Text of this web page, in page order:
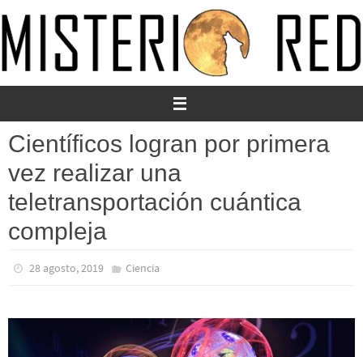
al
contenido
Científicos logran por primera
vez realizar una
teletransportación cuántica
compleja
28 agosto, 2019 Ciencia